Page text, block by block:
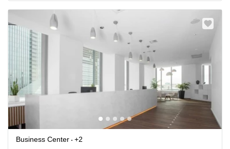
Business Center
+2